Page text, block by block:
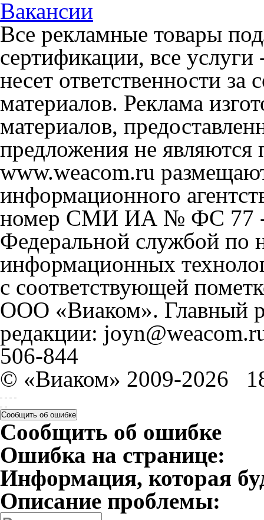
Вакансии
Все рекламные товары
сертификации, все
несет ответственности
материалов. Реклама
материалов,
предложения не
www.weacom.ru
информационного
номер СМИ ИА № ФС 77 -
Федеральной службой по
информационных
с соответствующей
ООО «Виаком». Главный
редакции:
506-844
© «Виаком» 2009-2026
Сообщить об ошибке
Сообщить об ошибке
Ошибка на странице:
Информация, которая
Описание проблемы: